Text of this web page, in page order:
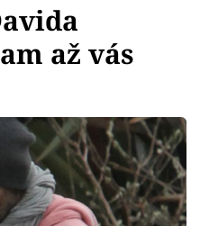
až vás